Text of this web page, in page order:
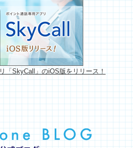
「SkyCall」のiOS版をリリース！